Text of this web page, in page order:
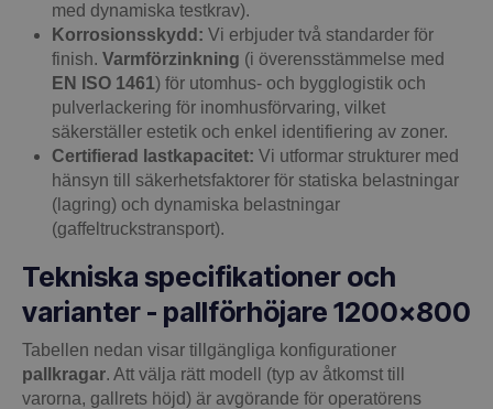
med dynamiska testkrav).
Korrosionsskydd: Vi erbjuder två standarder för
finish.Varmförzinkning (i överensstämmelse med
EN ISO 1461) för utomhus- och bygglogistik och
pulverlackering för inomhusförvaring, vilket
säkerställer estetik och enkel identifiering av zoner.
Certifierad lastkapacitet: Vi utformar strukturer med
hänsyn till säkerhetsfaktorer för statiska belastningar
(lagring) och dynamiska belastningar
(gaffeltruckstransport).
Tekniska specifikationer och
varianter - pallförhöjare 1200×800
Tabellen nedan visar tillgängliga konfigurationer
pallkragar. Att välja rätt modell (typ av åtkomst till
varorna, gallrets höjd) är avgörande för operatörens